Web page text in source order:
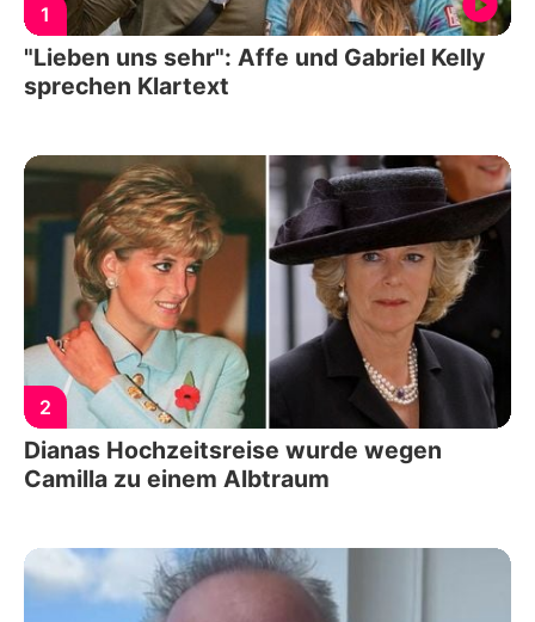
1
"Lieben uns sehr": Affe und Gabriel Kelly
sprechen Klartext
2
Dianas Hochzeitsreise wurde wegen
Camilla zu einem Albtraum